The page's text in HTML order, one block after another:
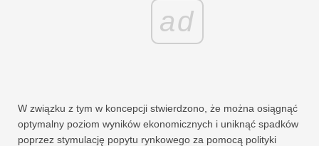
ad
W związku z tym w koncepcji stwierdzono, że można osiągnąć
optymalny poziom wyników ekonomicznych i uniknąć spadków
poprzez stymulację popytu rynkowego za pomocą polityki